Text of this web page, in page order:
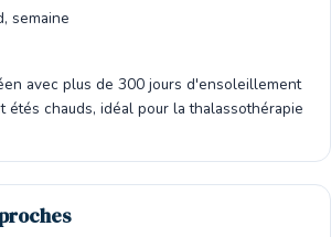
semaine
avec plus de 300 jours d'ensoleillement
étés chauds, idéal pour la thalassothérapie